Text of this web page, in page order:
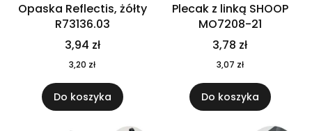
Opaska Reflectis, żółty
R73136.03
3,94 zł
3,20 zł
Do koszyka
Plecak z linką SHOOP
MO7208-21
3,78 zł
3,07 zł
Do koszyka